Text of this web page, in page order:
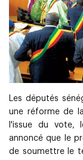
Les députés
une réforme de
l'issue du vote,
annoncé que le
de soumettre le